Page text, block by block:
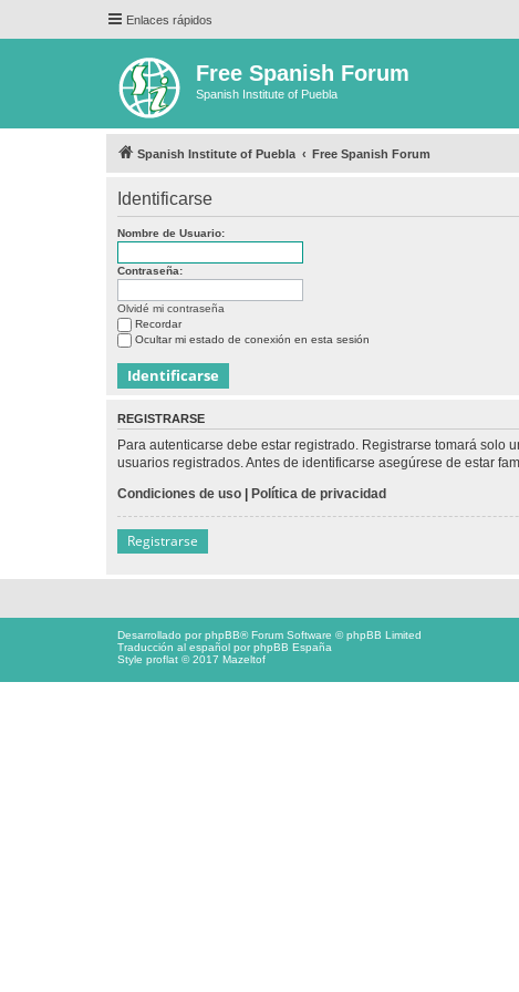
Enlaces rápidos
Free Spanish Forum
Spanish Institute of Puebla
Spanish Institute of Puebla Free Spanish Forum
Identificarse
Nombre de Usuario:
Contraseña:
Olvidé mi contraseña
Recordar
Ocultar mi estado de conexión en esta sesión
REGISTRARSE
Para autenticarse debe estar registrado. Registrarse tomará solo
usuarios registrados. Antes de identificarse asegúrese de estar
Condiciones de uso | Política de privacidad
Registrarse
Desarrollado porphpBB® Forum Software © phpBB Limited
Traducción al español porphpBB España
Style proflat © 2017 Mazeltof